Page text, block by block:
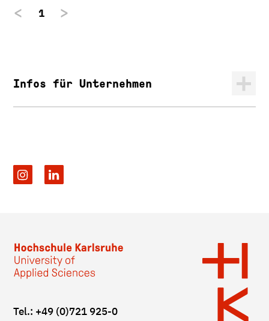
1
Infos für Unternehmen
Tel.: +49 (0)721 925-0